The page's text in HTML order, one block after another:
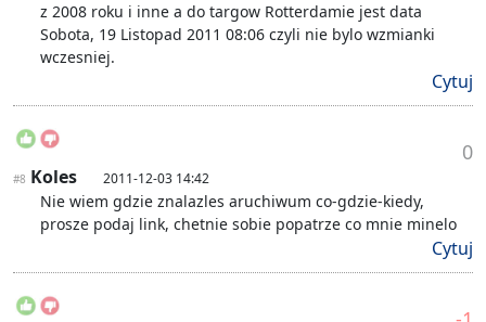
z 2008 roku i inne a do targow Rotterdamie jest data
Sobota, 19 Listopad 2011 08:06 czyli nie bylo wzmianki
wczesniej.
Cytuj
0
#8 Koles 2011-12-03 14:42
Nie wiem gdzie znalazles aruchiwum co-gdzie-kiedy,
prosze podaj link, chetnie sobie popatrze co mnie minelo
Cytuj